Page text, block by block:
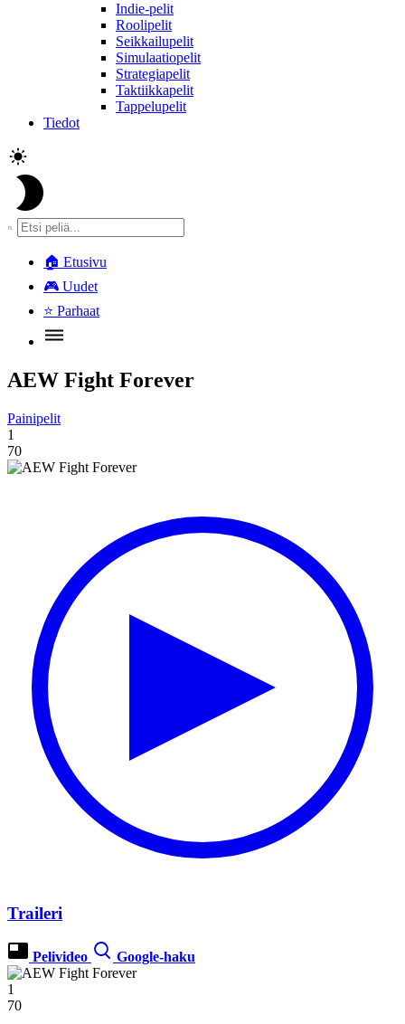
Indie-pelit
Roolipelit
Seikkailupelit
Simulaatiopelit
Strategiapelit
Taktiikkapelit
Tappelupelit
Tiedot
🏠 Etusivu
🎮 Uudet
⭐ Parhaat
AEW Fight Forever
Painipelit
1
70
Traileri
Pelivideo Google-haku
1
70